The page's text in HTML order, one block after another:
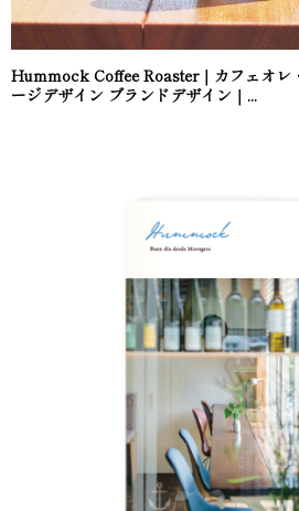
Hummock Coffee Roaster｜カフェオレ
ージデザイン ブランドデザイン｜...